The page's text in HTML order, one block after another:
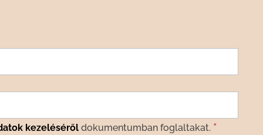
kezelésérőldokumentumban foglaltakat. *